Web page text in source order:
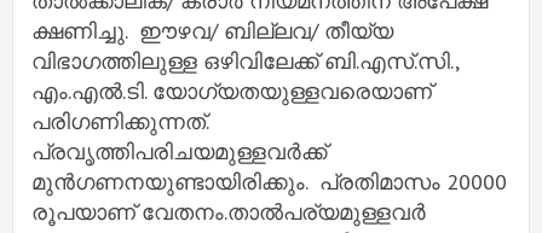
ക്ഷണിച്ചു. ഈഴവ/ ബില്ലവ/ തീയ്യ
വിഭാഗത്തിലുള്ള ഒഴിവിലേക്ക് ബി.എസ്.സി.,
എം.എൽ.ടി. യോഗ്യതയുള്ളവരെയാണ്
പരിഗണിക്കുന്നത്.
പ്രവൃത്തിപരിചയമുള്ളവർക്ക്
മുൻഗണനയുണ്ടായിരിക്കും. പ്രതിമാസം 20000
രൂപയാണ് വേതനം.താൽപര്യമുള്ളവർ